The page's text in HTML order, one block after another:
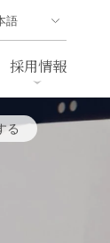
採用情報
る